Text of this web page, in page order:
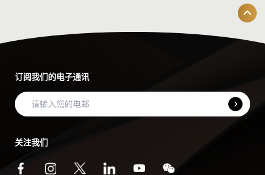
订阅我们的电子通讯
关注我们